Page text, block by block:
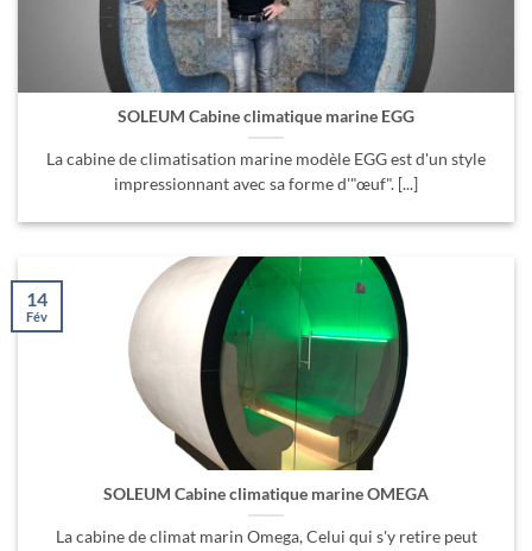
SOLEUM Cabine climatique marine EGG
La cabine de climatisation marine modèle EGG est d'un style
impressionnant avec sa forme d'"œuf". [...]
SOLEUM Cabine climatique marine OMEGA
La cabine de climat marin Omega, Celui qui s'y retire peut
14
Fév